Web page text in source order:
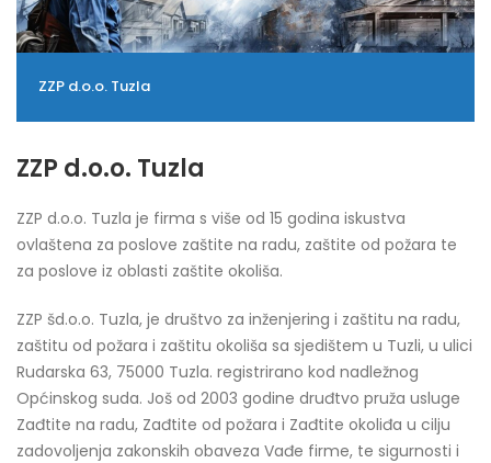
ZZP d.o.o. Tuzla
ZZP d.o.o. Tuzla
ZZP d.o.o. Tuzla je firma s više od 15 godina iskustva
ovlaštena za poslove zaštite na radu, zaštite od požara te
za poslove iz oblasti zaštite okoliša.
ZZP šd.o.o. Tuzla, je društvo za inženjering i zaštitu na radu,
zaštitu od požara i zaštitu okoliša sa sjedištem u Tuzli, u ulici
Rudarska 63, 75000 Tuzla. registrirano kod nadležnog
Općinskog suda. Još od 2003 godine druđtvo pruža usluge
Zađtite na radu, Zađtite od požara i Zađtite okoliđa u cilju
zadovoljenja zakonskih obaveza Vađe firme, te sigurnosti i